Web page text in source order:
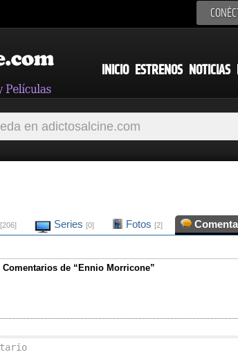
INICIO ESTRENOS NOTICIAS
[206] Series [0] Fotos [2]
Comentarios de “Ennio Morricone”